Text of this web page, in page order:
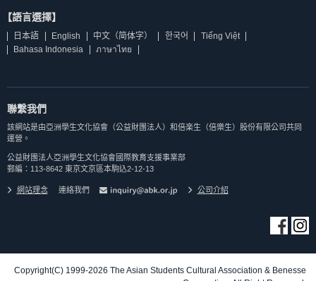
【語言選擇】
日本語 English 中文（简体字） 한국어
Tiếng Việt
Bahasa Indonesia
ภาษาไทย
聯繫我們
該網站是由亞洲學生文化協會（公益財團法人）和倍楽生（倍樂生）股份有限公司共同
運營。
公益財團法人亞洲學生文化協會國際教育支援事業部
郵編：113-8642 東京文京區本駒込2-12-13
網站理念 連絡我們 公司介紹
Copyright(C) 1999-2026 The Asian Students Cultural Association & Benesse